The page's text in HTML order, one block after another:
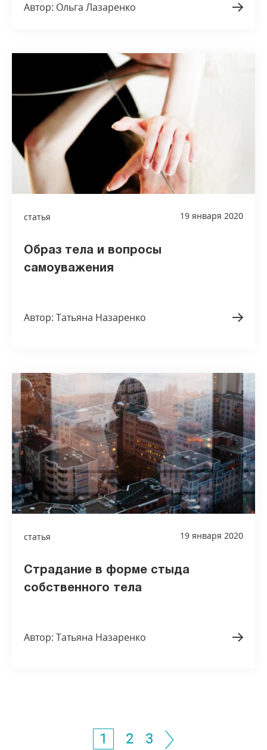
Автор: Ольга Лазаренко
статья 19 января 2020
Образ тела и вопросы
самоуважения
Автор: Татьяна Назаренко
статья 19 января 2020
Страдание в форме стыда
собственного тела
Автор: Татьяна Назаренко
1 2 3